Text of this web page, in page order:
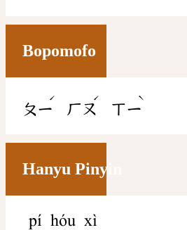
Bopomofo
ㄆㄧ
ˊ
ㄏㄡ
ˊ
ㄒㄧ
ˋ
Hanyu Pinyin
pí hóu xì